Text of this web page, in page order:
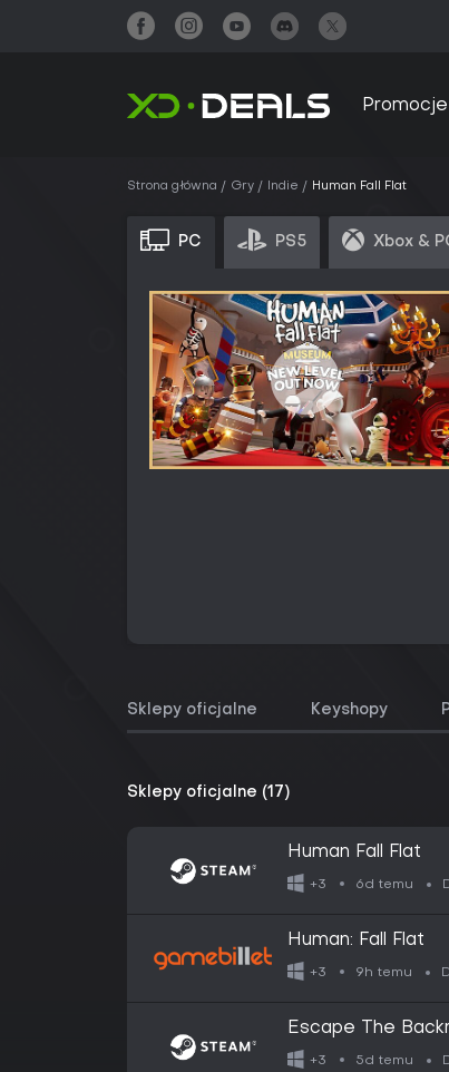
Promocje
Strona główna Gry Indie Human Fall Flat
PC PS5 Xbox &
Sklepy oficjalne Keyshopy
Sklepy oficjalne (17)
Human Fall Flat
+3 6d temu
Human: Fall Flat
+3 9h temu
Escape The
+3 5d temu